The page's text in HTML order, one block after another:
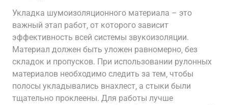
Укладка шумоизоляционного материала – это
важный этап работ‚ от которого зависит
эффективность всей системы звукоизоляции.
Материал должен быть уложен равномерно‚ без
складок и пропусков. При использовании рулонных
материалов необходимо следить за тем‚ чтобы
полосы укладывались внахлест‚ а стыки были
тщательно проклеены. Для работы лучше